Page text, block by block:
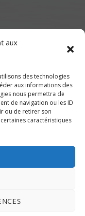
aux
des technologies
aux informations des
nous permettra de
de navigation ou les ID
ou de retirer son
caractéristiques
cinématographique
potentiel.
ou 514-655-9191